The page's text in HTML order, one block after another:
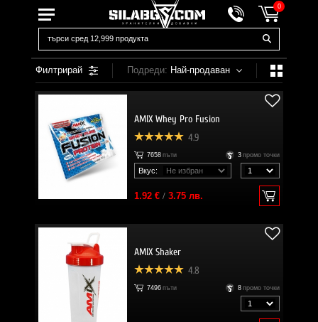
0
Филтрирай Подреди: Най-продаван
AMIX Whey Pro Fusion
4.9
7658 пъти 3 промо точки
Вкус:
1.92 €/ 3.75 лв.
AMIX Shaker
4.8
7496 пъти 8 промо точки